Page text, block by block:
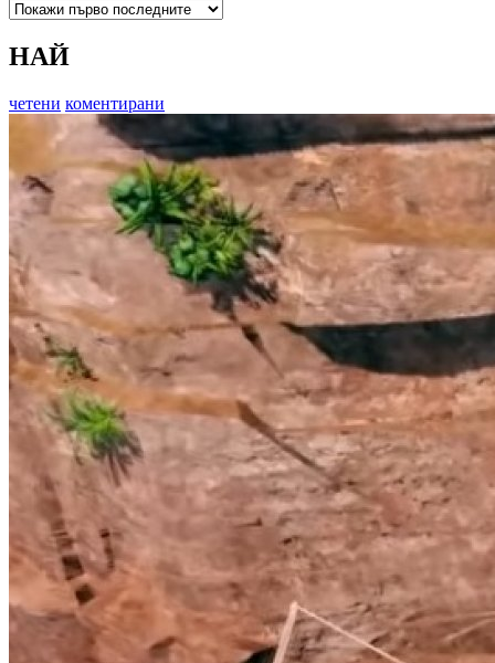
НАЙ
четени коментирани